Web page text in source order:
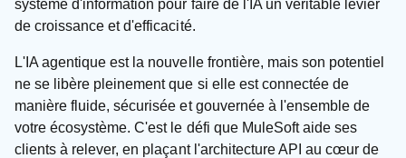
système d'information pour faire de l'IA un véritable levier
de croissance et d'efficacité.
L'IA agentique est la nouvelle frontière, mais son potentiel
ne se libère pleinement que si elle est connectée de
manière fluide, sécurisée et gouvernée à l'ensemble de
votre écosystème. C'est le défi que MuleSoft aide ses
clients à relever, en plaçant l'architecture API au cœur de